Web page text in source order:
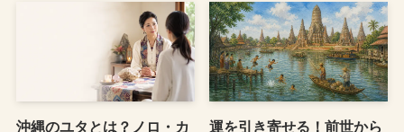
沖縄のユタとは？ノロ・カ
運を引き寄せる！前世から